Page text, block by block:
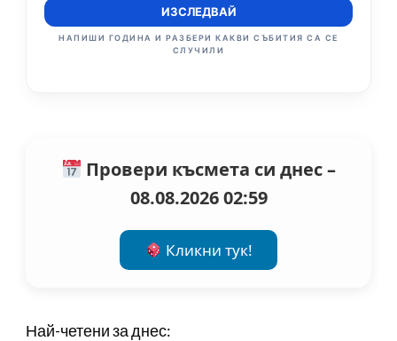
ИЗСЛЕДВАЙ
НАПИШИ ГОДИНА И РАЗБЕРИ КАКВИ СЪБИТИЯ СА СЕ
СЛУЧИЛИ
Провери късмета си днес –
08.08.2026 02:59
Кликни тук!
Най-четени за днес: